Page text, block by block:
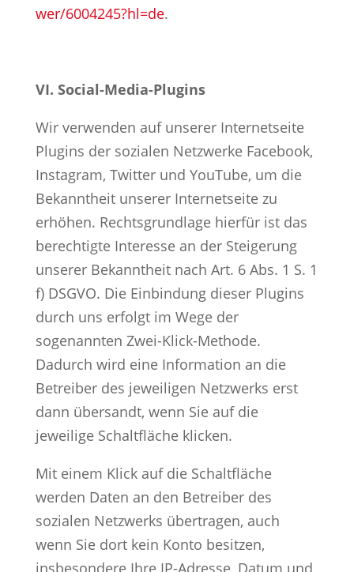
wer/6004245?hl=de.
VI. Social-Media-Plugins
Wir verwenden auf unserer Internetseite
Plugins der sozialen Netzwerke Facebook,
Instagram, Twitter und YouTube, um die
Bekanntheit unserer Internetseite zu
erhöhen. Rechtsgrundlage hierfür ist das
berechtigte Interesse an der Steigerung
unserer Bekanntheit nach Art. 6 Abs. 1 S. 1
f) DSGVO. Die Einbindung dieser Plugins
durch uns erfolgt im Wege der
sogenannten Zwei-Klick-Methode.
Dadurch wird eine Information an die
Betreiber des jeweiligen Netzwerks erst
dann übersandt, wenn Sie auf die
jeweilige Schaltfläche klicken.
Mit einem Klick auf die Schaltfläche
werden Daten an den Betreiber des
sozialen Netzwerks übertragen, auch
wenn Sie dort kein Konto besitzen,
insbesondere Ihre IP-Adresse, Datum und